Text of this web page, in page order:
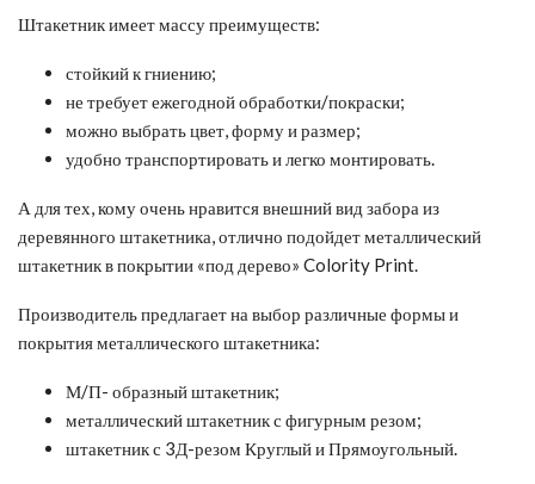
Штакетник имеет массу преимуществ:
стойкий к гниению;
не требует ежегодной обработки/покраски;
можно выбрать цвет, форму и размер;
удобно транспортировать и легко монтировать.
А для тех, кому очень нравится внешний вид забора из
деревянного штакетника, отлично подойдет металлический
штакетник в покрытии «под дерево» Colority Print.
Производитель предлагает на выбор различные формы и
покрытия металлического штакетника:
М/П- образный штакетник;
металлический штакетник с фигурным резом;
штакетник с 3Д-резом Круглый и Прямоугольный.